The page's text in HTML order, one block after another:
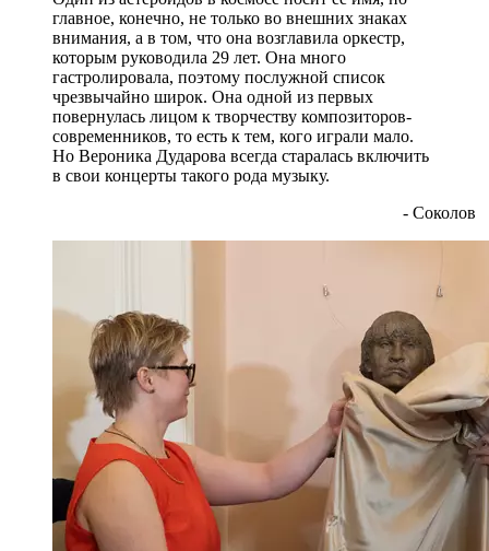
главное, конечно, не только во внешних знаках
внимания, а в том, что она возглавила оркестр,
которым руководила 29 лет. Она много
гастролировала, поэтому послужной список
чрезвычайно широк. Она одной из первых
повернулась лицом к творчеству композиторов-
современников, то есть к тем, кого играли мало.
Но Вероника Дударова всегда старалась включить
в свои концерты такого рода музыку.
- Соколов